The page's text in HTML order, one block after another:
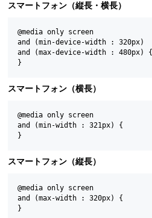
スマートフォン（縦長・横長）
@media only screen
and (min-device-width : 320px)
and (max-device-width : 480px) {
スマートフォン（横長）
@media only screen
and (min-width : 321px) {
スマートフォン（縦長）
@media only screen
and (max-width : 320px) {